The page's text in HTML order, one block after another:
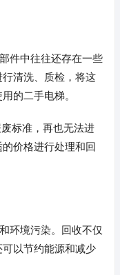
件中往往还存在一些
清洗、质检，将这
的二手电梯。
标准，再也无法进
价格进行处理和回
环境污染。回收不仅
以节约能源和减少